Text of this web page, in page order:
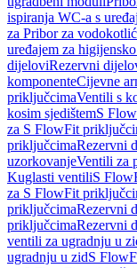
ispiranja WC-a s
za Pribor za
uređajem za
dijeloviRezervni
komponenteCijevne
priključcimaVentili s
kosim sjedištemS
za S FlowFit
priključcimaRezervni
uzorkovanjeVentili za
Kuglasti ventiliS
za S FlowFit
priključcimaRezervni
priključcimaRezervni
ventili za ugradnju u
ugradnju u zidS